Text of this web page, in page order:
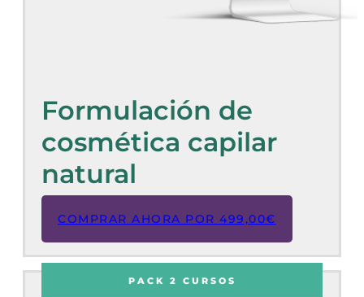
Formulación de
cosmética capilar
natural
COMPRAR AHORA POR 499,00€
PACK 2 CURSOS